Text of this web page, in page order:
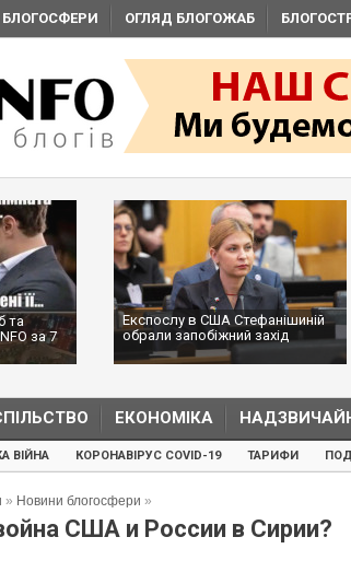
БЛОГОСФЕРИ ОГЛЯД БЛОГОЖАБ
та
за 7
Експослу в США Стефанішиній
обрали запобіжний захід
ЕКОНОМІКА
ВІЙНА КОРОНАВІРУС COVID-19 ТАРИФИ
» Новини блогосфери »
США и России в Сирии?